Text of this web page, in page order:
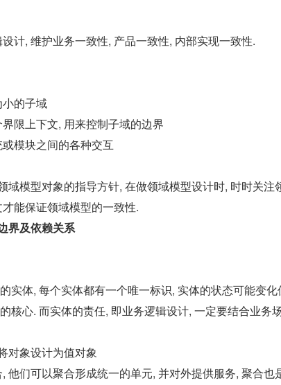
计, 维护业务一致性, 产品一致性, 内部实现一致性.
的子域
限上下文, 用来控制子域的边界
模块之间的各种交互
域模型对象的指导方针, 在做领域模型设计时, 时时关注
能保证领域模型的一致性.
界及依赖关系
实体, 每个实体都有一个唯一标识, 实体的状态可能变化
核心. 而实体的责任, 即业务逻辑设计, 一定要结合业务
对象设计为值对象
他们可以聚合形成统一的单元, 并对外提供服务, 聚合也